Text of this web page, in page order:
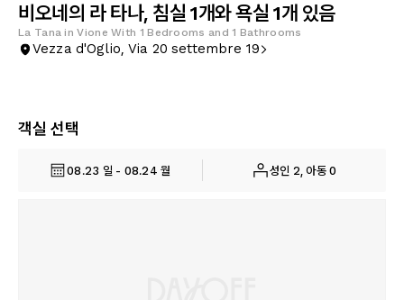
비오네의 라 타나, 침실 1개와 욕실 1개 있음
La Tana in Vione With 1 Bedrooms and 1 Bathrooms
Vezza d'Oglio, Via 20 settembre 19
객실 선택
08.23 일 - 08.24 월 성인 2, 아동 0